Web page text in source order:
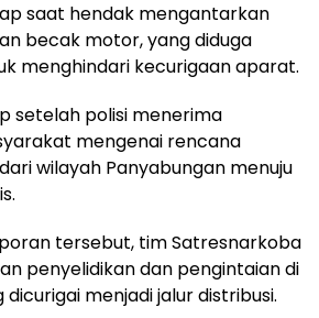
saat hendak mengantarkan
becak motor, yang diduga
menghindari kecurigaan aparat.
setelah polisi menerima
mengenai rencana
wilayah Panyabungan menuju
tersebut, tim Satresnarkoba
penyelidikan dan pengintaian di
menjadi jalur distribusi.